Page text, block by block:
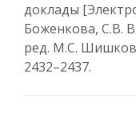
доклады
Боженкова, С.В.
ред. М.С.
2432–2437.